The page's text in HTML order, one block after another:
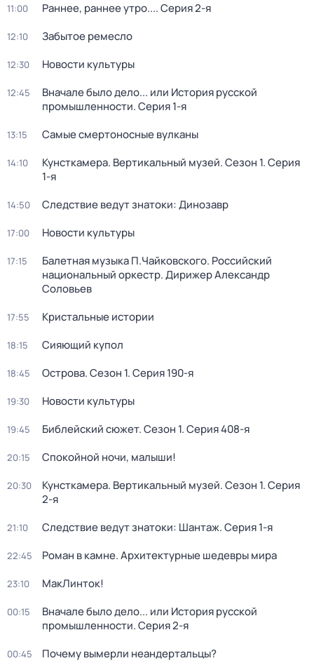
11:00 Раннее, раннее утро.... Серия 2-я
12:10 Забытое ремесло
12:30 Новости культуры
12:45
Вначале было дело... или История русской
промышленности. Серия 1-я
13:15 Самые смертоносные вулканы
14:10 Кунсткамера. Вертикальный музей. Сезон 1. Серия
1-я
14:50 Следствие ведут знатоки: Динозавр
17:00 Новости культуры
17:15
Балетная музыка П.Чайковского. Российский
национальный оркестр. Дирижер Александр
Соловьев
17:55 Кристальные истории
18:15 Сияющий купол
18:45 Острова. Сезон 1. Серия 190-я
19:30 Новости культуры
19:45 Библейский сюжет. Сезон 1. Серия 408-я
20:15 Спокойной ночи, малыши!
20:30 Кунсткамера. Вертикальный музей. Сезон 1. Серия
2-я
21:10 Следствие ведут знатоки: Шантаж. Серия 1-я
22:45 Роман в камне. Архитектурные шедевры мира
23:10 МакЛинток!
00:15
Вначале было дело... или История русской
промышленности. Серия 2-я
00:45 Почему вымерли неандертальцы?